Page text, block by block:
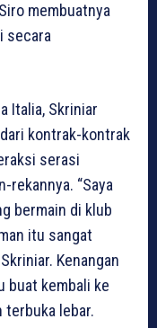
membuatnya
secara
Italia, Skriniar
kontrak-kontrak
serasi
rekannya. “Saya
bermain di klub
itu sangat
Kenangan
buat kembali ke
terbuka lebar.